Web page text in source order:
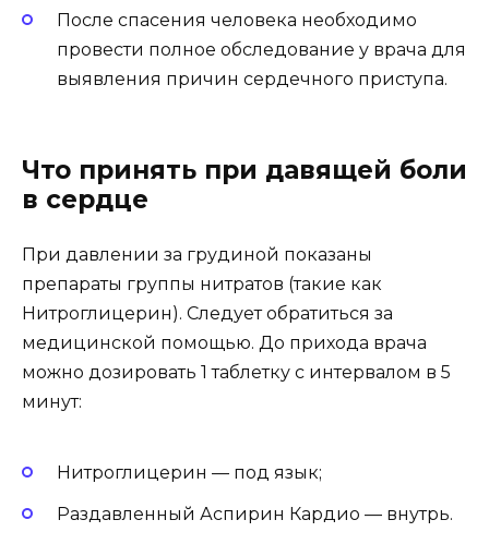
После спасения человека необходимо
провести полное обследование у врача для
выявления причин сердечного приступа.
Что принять при давящей боли
в сердце
При давлении за грудиной показаны
препараты группы нитратов (такие как
Нитроглицерин). Следует обратиться за
медицинской помощью. До прихода врача
можно дозировать 1 таблетку с интервалом в 5
минут:
Нитроглицерин — под язык;
Раздавленный Аспирин Кардио — внутрь.